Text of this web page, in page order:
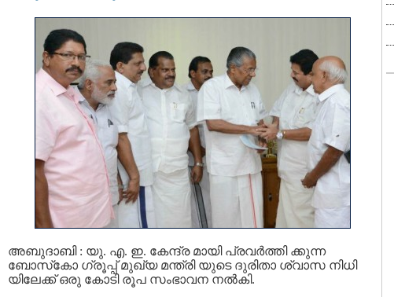
അബുദാബി : യു. എ. ഇ. കേന്ദ്ര മായി പ്രവർത്തി ക്കുന്ന
ബോസ്‌കോ ഗ്രൂപ്പ് മുഖ്യ മന്ത്രി യുടെ ദുരിതാ ശ്വാസ നിധി
യിലേക്ക് ഒരു കോടി രൂപ സംഭാവന നൽകി.